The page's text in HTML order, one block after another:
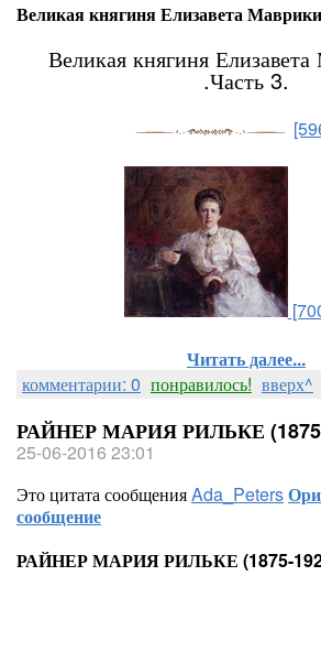
Великая княгиня Елизавета
Великая княгиня
.Часть 3.
Читать далее...
комментарии: 0 понравилось! вверх^
РАЙНЕР МАРИЯ РИЛЬКЕ
25-06-2016 23:01
Это цитата сообщенияAda_Peters
сообщение
РАЙНЕР МАРИЯ РИЛЬКЕ (1875-